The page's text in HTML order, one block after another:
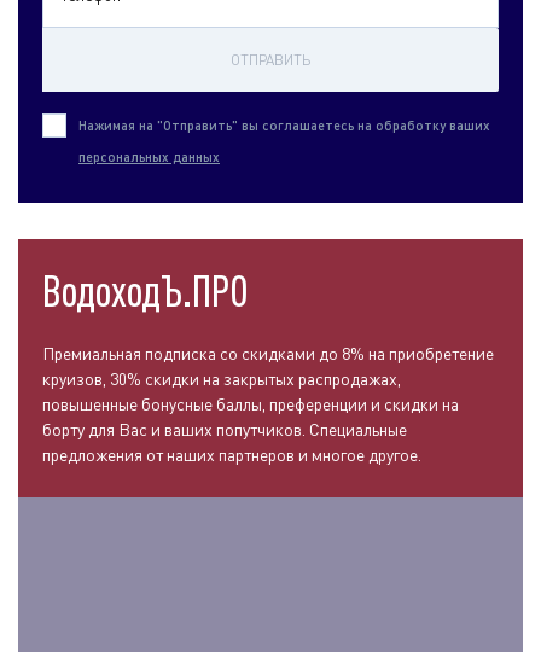
ОТПРАВИТЬ
Нажимая на "Отправить" вы соглашаетесь на обработку ваших
персональных данных
ВодоходЪ.ПРО
Премиальная подписка со скидками до 8% на приобретение
круизов, 30% скидки на закрытых распродажах,
повышенные бонусные баллы, преференции и скидки на
борту для Вас и ваших попутчиков. Специальные
предложения от наших партнеров и многое другое.